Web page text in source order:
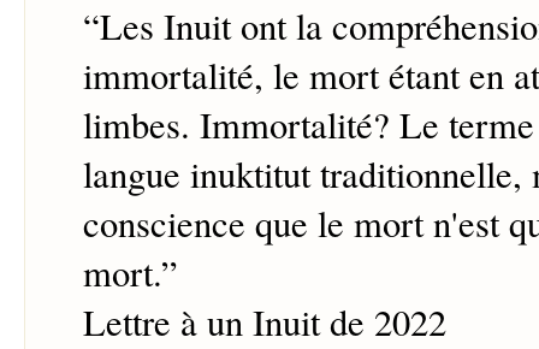
“Les Inuit ont la
immortalité, le mort étant en
limbes. Immortalité? Le terme
langue inuktitut traditionnelle,
conscience que le mort n'est
mort.”
Lettre à un Inuit de 2022